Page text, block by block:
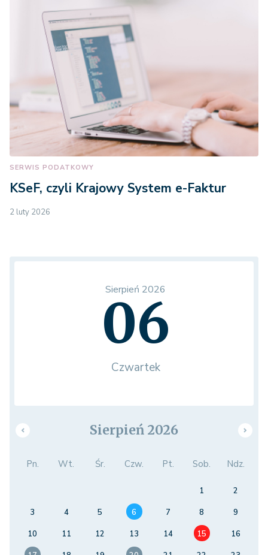
SERWIS PODATKOWY
KSeF, czyli Krajowy System e-Faktur
2 luty 2026
Sierpień 2026
06
Czwartek
Sierpień 2026
Pn. Wt. Śr. Czw. Pt. Sob. Ndz.
1
2
3
4 5 6 7 8
9
10
11 12 13 14 15
16